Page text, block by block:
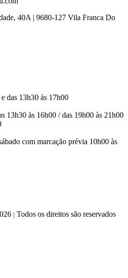
40A | 9680-127 Vila Franca Do
das 13h30 às 17h00
13h30 às 16h00 / das 19h00 às 21h00
com marcação prévia 10h00 às
| Todos os direitos são reservados